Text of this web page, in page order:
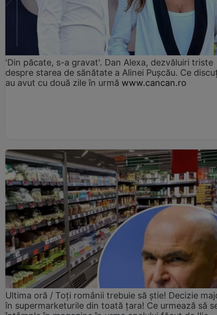
'Din păcate, s-a gravat'. Dan Alexa, dezvăluiri triste
despre starea de sănătate a Alinei Pușcău. Ce
au avut cu două zile în urmă www.cancan.ro
Ultima oră / Toți românii trebuie să știe! Decizie
în supermarketurile din toată țara! Ce urmează să